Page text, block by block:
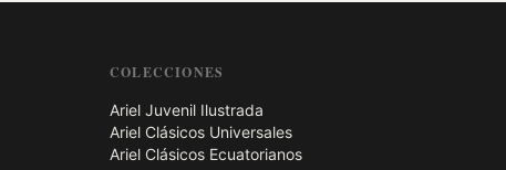
COLECCIONES
Ariel Juvenil Ilustrada
Ariel Clásicos Universales
Ariel Clásicos Ecuatorianos